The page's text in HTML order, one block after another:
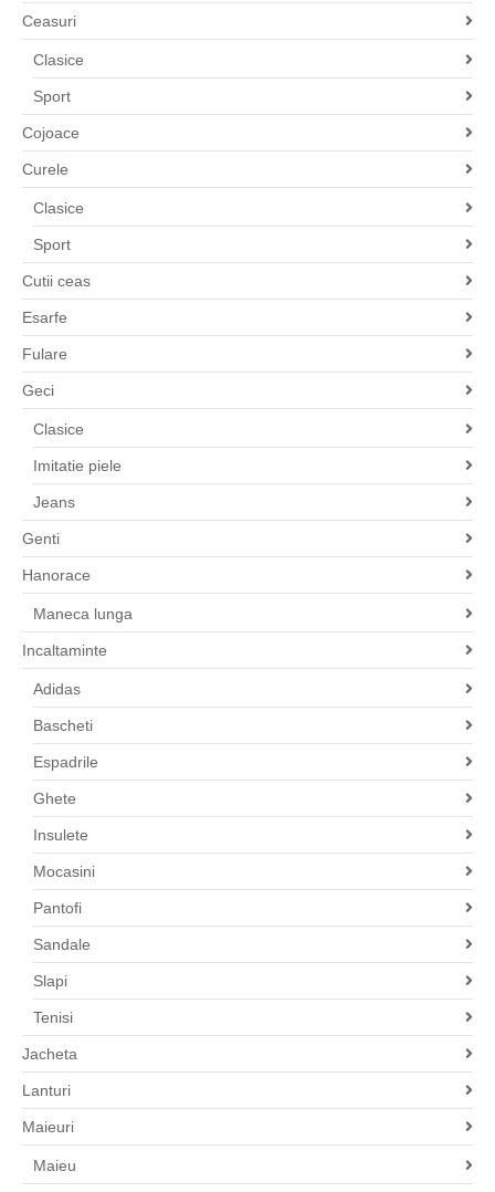
Ceasuri
Clasice
Sport
Cojoace
Curele
Clasice
Sport
Cutii ceas
Esarfe
Fulare
Geci
Clasice
Imitatie piele
Jeans
Genti
Hanorace
Maneca lunga
Incaltaminte
Adidas
Bascheti
Espadrile
Ghete
Insulete
Mocasini
Pantofi
Sandale
Slapi
Tenisi
Jacheta
Lanturi
Maieuri
Maieu